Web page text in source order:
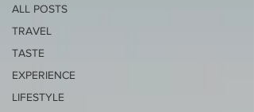
ALL POSTS
TRAVEL
TASTE
EXPERIENCE
LIFESTYLE